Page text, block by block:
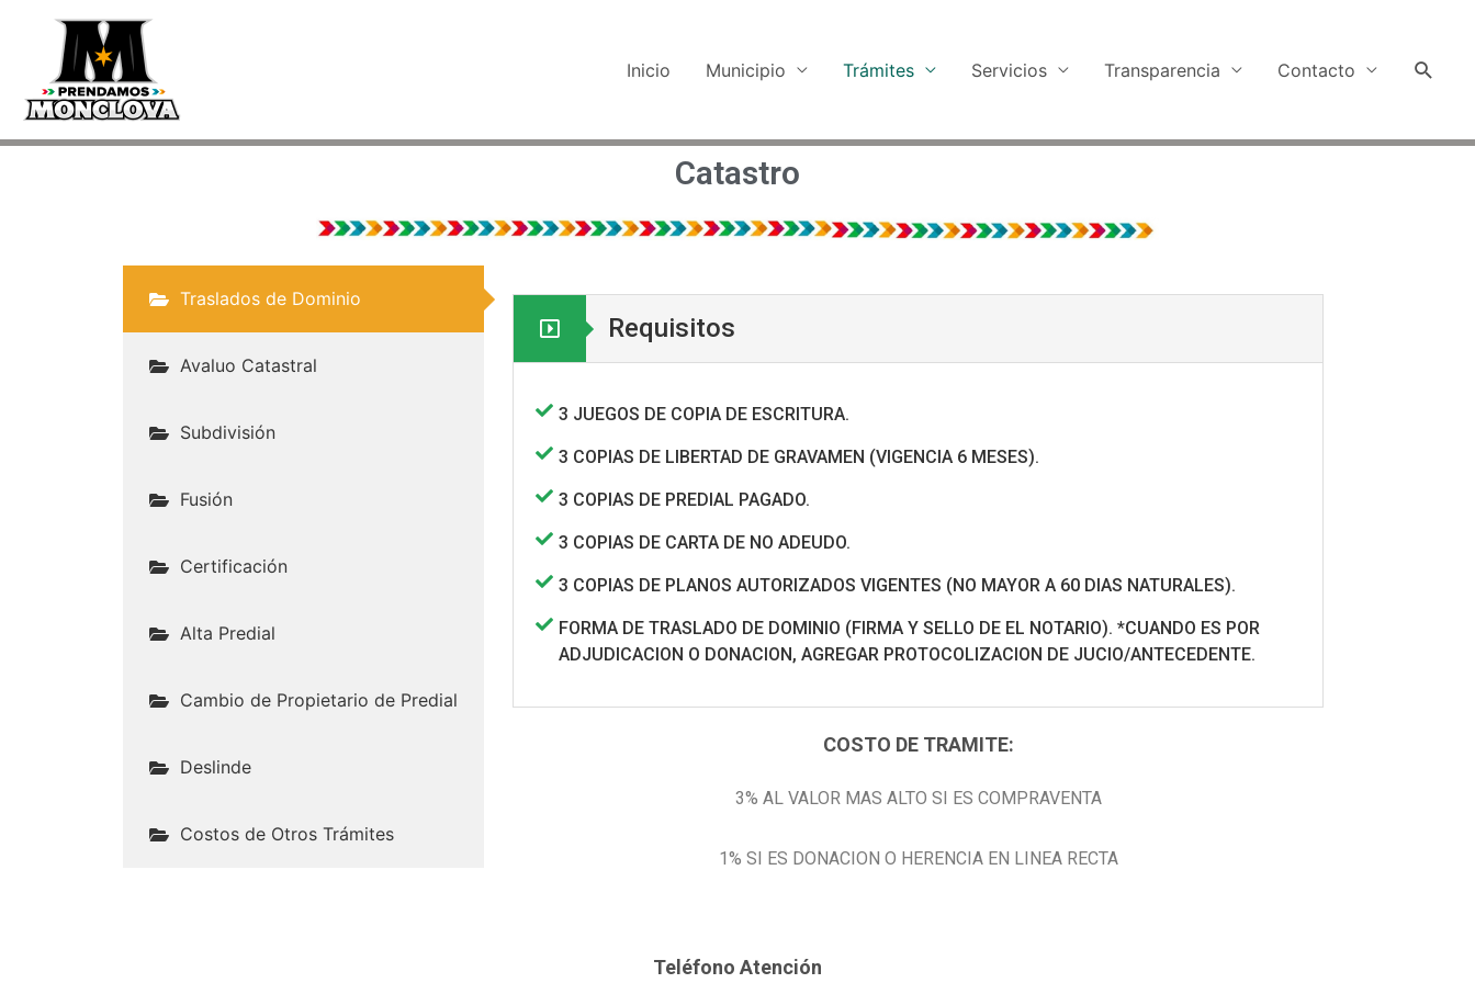
Inicio Municipio Trámites Servicios Transparencia Contacto
Catastro
Traslados de Dominio
Avaluo Catastral
Subdivisión
Fusión
Certificación
Alta Predial
Cambio de Propietario de Predial
Deslinde
Costos de Otros Trámites
Requisitos
3 JUEGOS DE COPIA DE ESCRITURA.
3 COPIAS DE LIBERTAD DE GRAVAMEN (VIGENCIA 6 MESES).
3 COPIAS DE PREDIAL PAGADO.
3 COPIAS DE CARTA DE NO ADEUDO.
3 COPIAS DE PLANOS AUTORIZADOS VIGENTES (NO MAYOR A 60 DIAS NATURALES).
FORMA DE TRASLADO DE DOMINIO (FIRMA Y SELLO DE EL NOTARIO). *CUANDO ES POR
ADJUDICACION O DONACION, AGREGAR PROTOCOLIZACION DE JUCIO/ANTECEDENTE.
COSTO DE TRAMITE:
3% AL VALOR MAS ALTO SI ES COMPRAVENTA
1% SI ES DONACION O HERENCIA EN LINEA RECTA
Teléfono Atención